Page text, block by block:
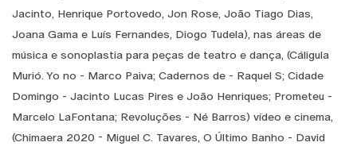
Jacinto, Henrique Portovedo, Jon Rose, João Tiago Dias,
Joana Gama e Luís Fernandes, Diogo Tudela), nas áreas de
música e sonoplastia para peças de teatro e dança, (Cáligula
Murió. Yo no - Marco Paiva; Cadernos de - Raquel S; Cidade
Domingo - Jacinto Lucas Pires e João Henriques; Prometeu -
Marcelo LaFontana; Revoluções - Né Barros) vídeo e cinema,
(Chimaera 2020 - Miguel C. Tavares, O Último Banho - David